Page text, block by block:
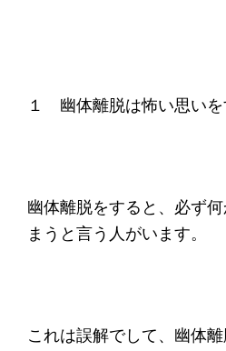
１ 幽体離脱は怖い思いを
幽体離脱をすると、必ず
まうと言う人がいます。
これは誤解でして、幽体